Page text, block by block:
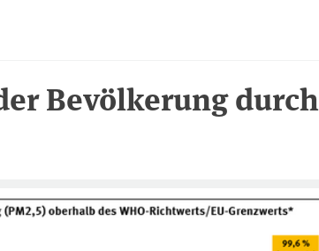
Bevölkerung durch